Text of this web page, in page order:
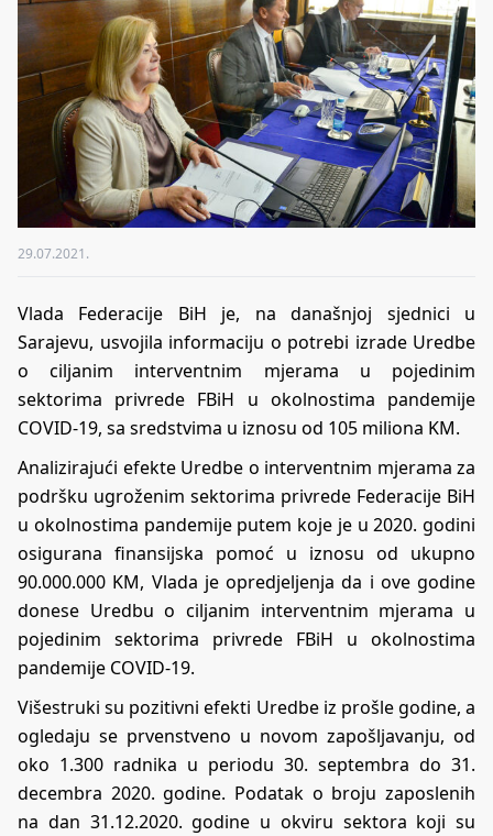
29.07.2021.
Vlada Federacije BiH je, na današnjoj sjednici u
Sarajevu, usvojila informaciju o potrebi izrade Uredbe
o ciljanim interventnim mjerama u pojedinim
sektorima privrede FBiH u okolnostima pandemije
COVID-19, sa sredstvima u iznosu od 105 miliona KM.
Analizirajući efekte Uredbe o interventnim mjerama za
podršku ugroženim sektorima privrede Federacije BiH
u okolnostima pandemije putem koje je u 2020. godini
osigurana finansijska pomoć u iznosu od ukupno
90.000.000 KM, Vlada je opredjeljenja da i ove godine
donese Uredbu o ciljanim interventnim mjerama u
pojedinim sektorima privrede FBiH u okolnostima
pandemije COVID-19.
Višestruki su pozitivni efekti Uredbe iz prošle godine, a
ogledaju se prvenstveno u novom zapošljavanju, od
oko 1.300 radnika u periodu 30. septembra do 31.
decembra 2020. godine. Podatak o broju zaposlenih
na dan 31.12.2020. godine u okviru sektora koji su